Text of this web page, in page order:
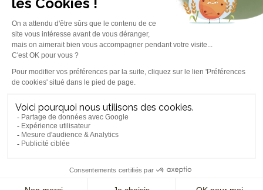
Produits
À propos
Informations légales
Contact